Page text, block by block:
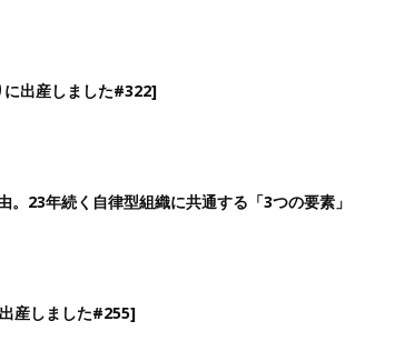
に出産しました#322]
23年続く自律型組織に共通する「3つの要素」
産しました#255]